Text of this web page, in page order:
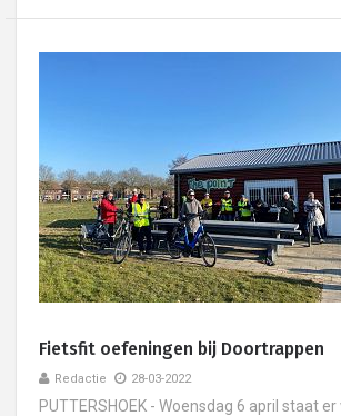
Fietsfit oefeningen bij Doortrappen
Redactie 28-03-2022
PUTTERSHOEK - Woensdag 6 april staat